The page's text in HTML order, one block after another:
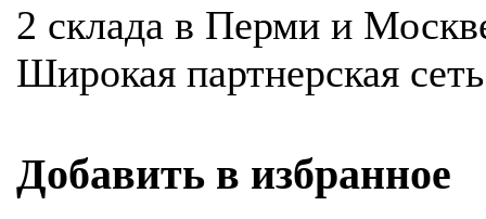
2 склада в Перми и
Широкая партнерская
Добавить в избранное